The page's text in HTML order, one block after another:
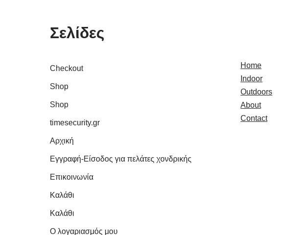
Σελίδες
Checkout
Shop
Shop
timesecurity.gr
Αρχική
Εγγραφή-Είσοδος για πελάτες χονδρικής
Επικοινωνία
Καλάθι
Καλάθι
Ο λογαριασμός μου
Home
Indoor
Outdoors
About
Contact